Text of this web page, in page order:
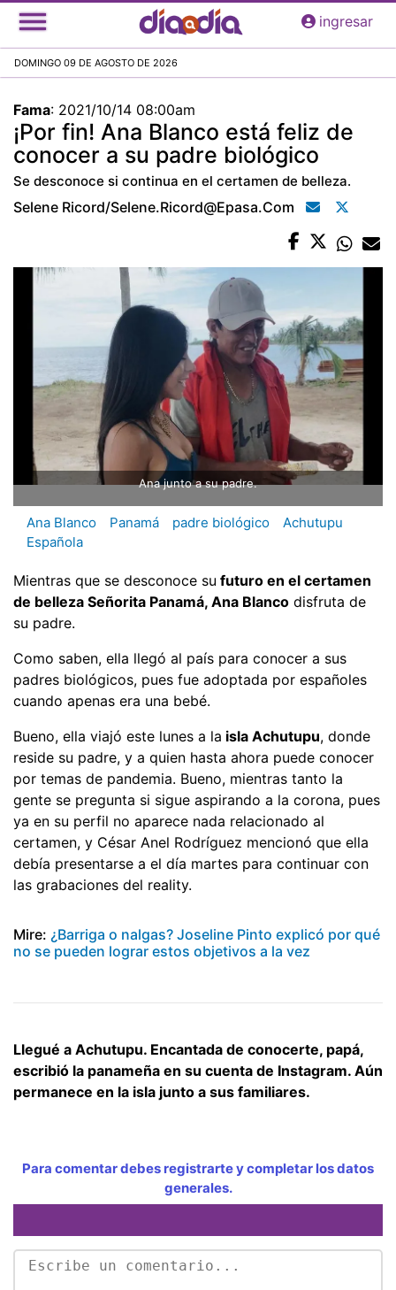
Pasar
al
principal
ingresar
DOMINGO 09 DE AGOSTO DE 2026
Fama: 2021/10/14 08:00am
¡Por fin! Ana Blanco está feliz de
conocer a su padre biológico
Se desconoce si continua en el certamen de belleza.
Selene Ricord/selene.ricord@epasa.com
Ana junto a su padre.
Ana Blanco Panamá padre biológico
Achutupu
Española
Mientras que se desconoce su futuro en el certamen
de belleza Señorita Panamá, Ana Blanco disfruta de
su padre.
Como saben, ella llegó al país para conocer a sus
padres biológicos, pues fue adoptada por españoles
cuando apenas era una bebé.
Bueno, ella viajó este lunes a la isla Achutupu, donde
reside su padre, y a quien hasta ahora puede conocer
por temas de pandemia. Bueno, mientras tanto la
gente se pregunta si sigue aspirando a la corona, pues
ya en su perfil no aparece nada relacionado al
certamen, y César Anel Rodríguez mencionó que ella
debía presentarse a el día martes para continuar con
las grabaciones del reality.
Mire: ¿Barriga o nalgas? Joseline Pinto explicó por qué
no se pueden lograr estos objetivos a la vez
Llegué a Achutupu. Encantada de conocerte, papá,
escribió la panameña en su cuenta de Instagram. Aún
permanece en la isla junto a sus familiares.
Para comentar debes registrarte y completar los datos
generales.